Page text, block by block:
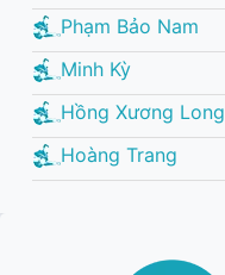
Phạm Bảo Nam
Minh Kỳ
Hồng Xương Long
Hoàng Trang